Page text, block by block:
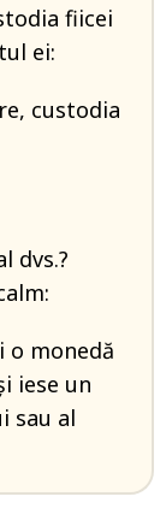
fiicei
ei:
custodia
dvs.?
o monedă
iese un
sau al